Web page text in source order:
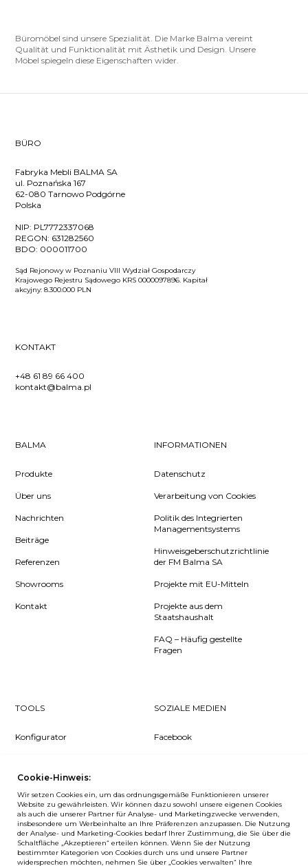
Büromöbel sind unsere Spezialität. Die Marke Balma vereint
Qualität und Funktionalität mit Ästhetik und Design. Unsere
Möbel spiegeln diese Eigenschaften wider.
BÜRO
Fabryka Mebli BALMA SA
ul. Poznańska 167
62-080 Tarnowo Podgórne
Polska
NIP: PL7772337068
REGON: 631282560
BDO: 000011700
Sąd Rejonowy w Poznaniu VIII Wydział Gospodarczy
Krajowego Rejestru Sądowego KRS 0000097896. Kapitał
akcyjny: 8.300.000 PLN
KONTAKT
+48 61 89 66 400
kontakt@balma.pl
BALMA
Produkte
Über uns
Nachrichten
Beiträge
Referenzen
Showrooms
Kontakt
INFORMATIONEN
Datenschutz
Verarbeitung von Cookies
Politik des Integrierten
Managementsystems
Hinweisgeberschutzrichtlinie
der FM Balma SA
Projekte mit EU-Mitteln
Projekte aus dem
Staatshaushalt
FAQ – Häufig gestellte
Fragen
TOOLS
Konfigurator
Downloads
Log in
SOZIALE MEDIEN
Facebook
LinkedIn
NEWSLETTER
Cookie-Hinweis:
Wir setzen Cookies ein, um das ordnungsgemäße Funktionieren unserer
Website zu gewährleisten. Wir können dazu sowohl unsere eigenen Cookies
als auch die unserer Partner für Analyse- und Marketingzwecke verwenden,
insbesondere um Werbeinhalte an Ihre Präferenzen anzupassen. Die Nutzung
der Analyse- und Marketing-Cookies bedarf Ihrer Zustimmung, die Sie über die
Schaltfläche „Akzeptieren“ erteilen können. Wenn Sie der Nutzung
bestimmter Kategorien von Cookies durch uns und unsere Partner
widersprechen möchten, nehmen Sie über „Cookies verwalten“ Ihre